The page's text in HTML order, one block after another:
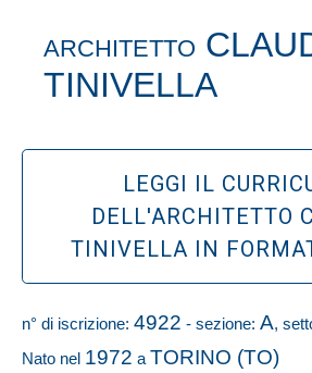
ARCHITETTO
TINIVELLA
LEGGI IL
DELL'ARCHITETTO
TINIVELLA IN
n° di iscrizione: 4922 - sezione: A,
Nato nel 1972 a TORINO (TO)